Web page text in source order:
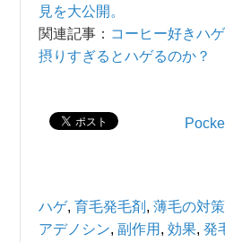
見を大公開。
関連記事： コーヒー好きハ
摂りすぎるとハゲるのか？
ハゲ,育毛発毛剤 ,薄毛の対策
アデノシン,副作用 ,効果,発